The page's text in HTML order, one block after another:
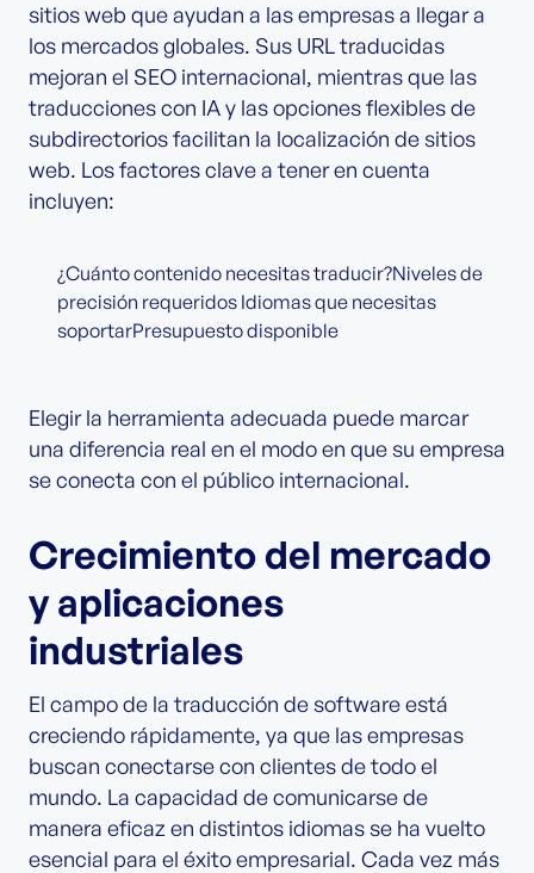
sitios web que ayudan a las empresas a llegar a
los mercados globales. Sus URL traducidas
mejoran el SEO internacional, mientras que las
traducciones con IA y las opciones flexibles de
subdirectorios facilitan la localización de sitios
web. Los factores clave a tener en cuenta
incluyen:
¿Cuánto contenido necesitas traducir?Niveles de
precisión requeridos Idiomas que necesitas
soportarPresupuesto disponible
Elegir la herramienta adecuada puede marcar
una diferencia real en el modo en que su empresa
se conecta con el público internacional.
Crecimiento del mercado
y aplicaciones
industriales
El campo de la traducción de software está
creciendo rápidamente, ya que las empresas
buscan conectarse con clientes de todo el
mundo. La capacidad de comunicarse de
manera eficaz en distintos idiomas se ha vuelto
esencial para el éxito empresarial. Cada vez más